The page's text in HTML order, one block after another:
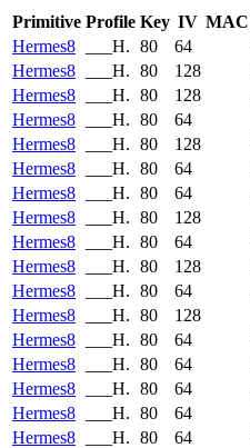
Primitive Profile Key IV MAC
Hermes8
___H. 80 64
Hermes8
___H. 80 128
Hermes8
___H. 80 128
Hermes8
___H. 80 64
Hermes8
___H. 80 128
Hermes8
___H. 80 64
Hermes8
___H. 80 64
Hermes8
___H. 80 128
Hermes8
___H. 80 64
Hermes8
___H. 80 128
Hermes8
___H. 80 64
Hermes8
___H. 80 128
Hermes8
___H. 80 64
Hermes8
___H. 80 64
Hermes8
___H. 80 64
Hermes8
___H. 80 64
Hermes8
___H. 80 64